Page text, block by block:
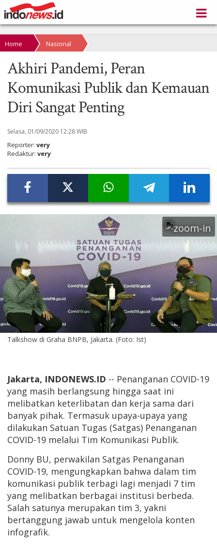
Home Nasional
Akhiri Pandemi, Peran
Komunikasi Publik dan Kemauan
Diri Sangat Penting
Selasa, 01/09/2020 12:28 WIB
Reporter: very
Redaktur: very
Talkshow di Graha BNPB, Jakarta. (Foto: Ist)
Jakarta, INDONEWS.ID -- Penanganan COVID-19
yang masih berlangsung hingga saat ini
melibatkan keterlibatan dan kerja sama dari
banyak pihak. Termasuk upaya-upaya yang
dilakukan Satuan Tugas (Satgas) Penanganan
COVID-19 melalui Tim Komunikasi Publik.
Donny BU, perwakilan Satgas Penanganan
COVID-19, mengungkapkan bahwa dalam tim
komunikasi publik terbagi lagi menjadi 7 tim
yang melibatkan berbagai institusi berbeda.
Salah satunya merupakan tim 3, yakni
bertanggung jawab untuk mengelola konten
infografik.